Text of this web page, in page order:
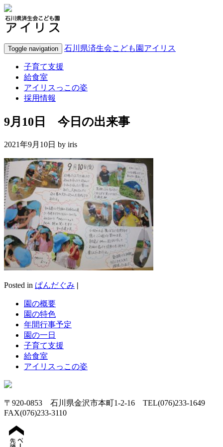
Toggle navigation 石川県済生会こども園アイリス
子育て支援
給食室
アイリスっこの姿
採用情報
9月10日 今日の出来事
2021年9月10日 by iris
Posted in ぱんだぐみ |
園の概要
園の特色
年間行事予定
園の一日
子育て支援
給食室
アイリスっこの姿
〒920-0853 石川県金沢市本町1-2-16 TEL(076)233-1649
FAX(076)233-3110